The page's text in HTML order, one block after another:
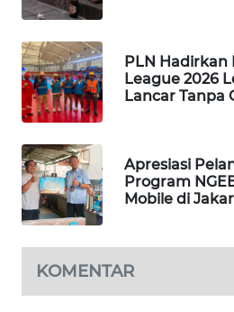
PLN Hadirkan
League 2026
Lancar Tanpa
Apresiasi
Program
Mobile di
KOMENTAR
NEWS
METRO
JAKARTA
NEWS
KRT
NEWS
KARING
NEWS
JURNAL
MARITIM